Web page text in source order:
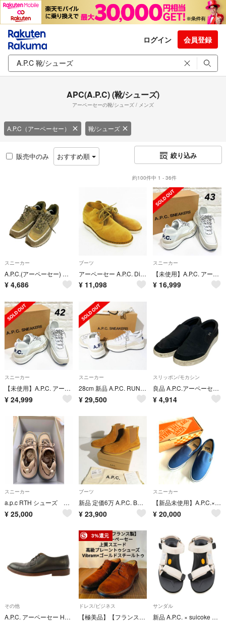
ログイン 会員登録
APC(A.P.C) (靴/シューズ)
アーペーセーの靴/シューズ / メンズ
A.P.C（アーペーセー） 靴/シューズ
販売中のみ おすすめ順 絞り込み
約100件中 1 - 36件
スニーカー
A.P.C.(アーペーセー) RUNNING JIM ローカットスニーカー
¥ 4,686
ブーツ
アーペーセー A.P.C. Diemme ディエッメ 40 約25.5ｃｍ
¥ 11,098
スニーカー
【未使用】A.P.C. アーペーセースニーカー RUN AROUND 白 43
¥ 16,999
スニーカー
【未使用】A.P.C. アーペーセースニーカー RUN AROUND 白 42
¥ 24,999
スニーカー
28cm 新品 A.P.C. RUN AROUND アーペーセー スニーカー W
¥ 29,500
スリッポン/モカシン
良品 A.P.C.アーペーセー スリッポン スニーカー サイズEU43 27.5cm相当 ブラック メンズ 古着 中古 USED
¥ 4,914
スニーカー
a.p.c RTH シューズ 44サイズ
¥ 25,000
ブーツ
新品 定価6万 A.P.C. BOOTS THEODORE チェルシーブーツ
¥ 23,900
スニーカー
【新品未使用】A.P.C.×VANS バンズ スリッポンスニーカーデッドストック
¥ 20,000
その他
A.P.C. アーペーセー H53084 レザー プレーントゥ シューズ ブラック系 43【中古】
3%還元
ドレス/ビジネス
【極美品】【フランス製】A.P.C. 高級本革プレーントゥシューズ スチールトゥ
サンダル
新品 A.P.C. × suicoke サンダル ホワイトベージュ US8